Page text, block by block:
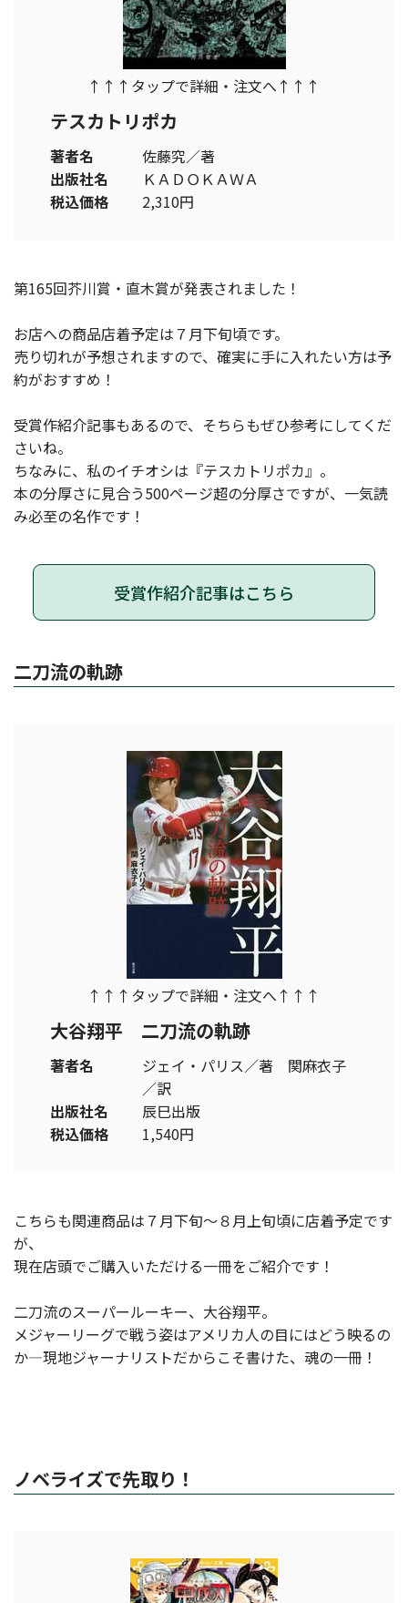
↑↑↑タップで詳細・注文へ↑↑↑
テスカトリポカ
著者名
佐藤究／著
出版社名
ＫＡＤＯＫＡＷＡ
税込価格
2,310円
第165回芥川賞・直木賞が発表されました！
お店への商品店着予定は７月下旬頃です。
売り切れが予想されますので、確実に手に入れたい方は予
約がおすすめ！
受賞作紹介記事もあるので、そちらもぜひ参考にしてくだ
さいね。
ちなみに、私のイチオシは『テスカトリポカ』。
本の分厚さに見合う500ページ超の分厚さですが、一気読
み必至の名作です！
受賞作紹介記事はこちら
二刀流の軌跡
↑↑↑タップで詳細・注文へ↑↑↑
大谷翔平 二刀流の軌跡
著者名
ジェイ・パリス／著 関麻衣子
／訳
出版社名
辰巳出版
税込価格
1,540円
こちらも関連商品は７月下旬～８月上旬頃に店着予定です
が、
現在店頭でご購入いただける一冊をご紹介です！
二刀流のスーパールーキー、大谷翔平。
メジャーリーグで戦う姿はアメリカ人の目にはどう映るの
か―現地ジャーナリストだからこそ書けた、魂の一冊！
ノベライズで先取り！